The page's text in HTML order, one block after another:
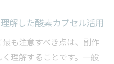
解した酸素カプセル活用
も注意すべき点は、副作
理解することです。一般